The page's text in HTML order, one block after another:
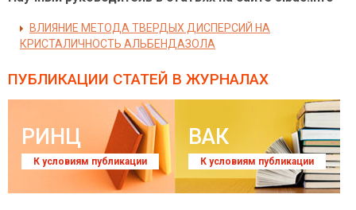
ВЛИЯНИЕ МЕТОДА ТВЕРДЫХ ДИСПЕРСИЙ НА
КРИСТАЛИЧНОСТЬ АЛЬБЕНДАЗОЛА
ПУБЛИКАЦИИ СТАТЕЙ В ЖУРНАЛАХ
РИНЦ
К условиям публикации
ВАК
К условиям публикации